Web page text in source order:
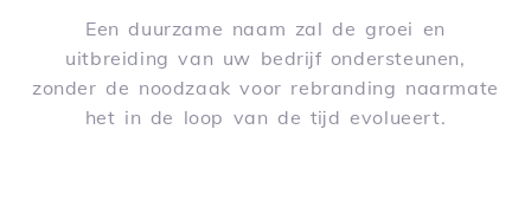
Een duurzame naam zal de groei en
uitbreiding van uw bedrijf ondersteunen,
zonder de noodzaak voor rebranding naarmate
het in de loop van de tijd evolueert.